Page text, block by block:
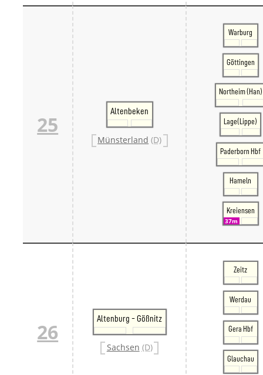
25
Altenbeken
Münsterland (D)
Warburg
Göttingen
Northeim (Han)
Lage(Lippe)
Paderborn Hbf
Hameln
Kreiensen
37m
26
Altenburg - Gößnitz
Sachsen (D)
Zeitz
Werdau
Gera Hbf
Glauchau